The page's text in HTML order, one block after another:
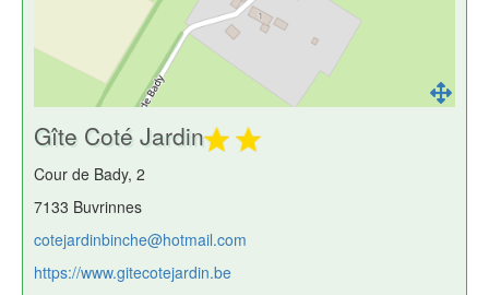
Gîte Coté Jardin
Cour de Bady, 2
7133 Buvrinnes
cotejardinbinche@hotmail.com
https://www.gitecotejardin.be